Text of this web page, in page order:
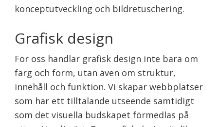
konceptutveckling och bildretuschering.
Grafisk design
För oss handlar grafisk design inte bara om
färg och form, utan även om struktur,
innehåll och funktion. Vi skapar webbplatser
som har ett tilltalande utseende samtidigt
som det visuella budskapet förmedlas på